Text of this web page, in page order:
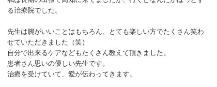
る治療院でした。
先生は腕がいいことはもちろん、とても楽しい方でたくさん笑わ
せていただきました（笑）
自分で出来るケアなどもたくさん教えて頂きました。
患者さん思いの優しい先生です。
治療を受けていて、愛が伝わってきます。